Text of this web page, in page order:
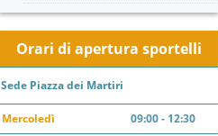
Orari di apertura sportelli
Sede Piazza dei Martiri
Mercoledì 09:00 - 12:30